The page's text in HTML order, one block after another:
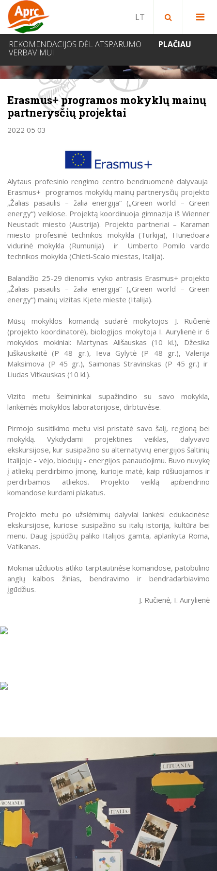
REKOMENDACIJOS DĖL ATSPARUMO
VERBAVIMUI
PLAČIAU
Paieška bibliotekoje
NAUJIENOS
Erasmus+ programos mokyklų mainų
partnerysčių projektai
2022 05 03
Alytaus profesinio rengimo centro bendruomenė dalyvauja
Erasmus+ programos mokyklų mainų partnerysčių projekto
„Žalias pasaulis – žalia energija“ („Green world – Green
energy“) veiklose. Projektą koordinuoja gimnazija iš Wienner
Neustadt miesto (Austrija). Projekto partneriai – Karaman
miesto profesinė technikos mokykla (Turkija), Hunedoara
vidurinė mokykla (Rumunija) ir Umberto Pomilo vardo
technikos mokykla (Chieti-Scalo miestas, Italija).
Balandžio 25-29 dienomis vyko antrasis Erasmus+ projekto
„Žalias pasaulis – žalia energija“ („Green world – Green
energy“) mainų vizitas Kjete mieste (Italija).
Mūsų mokyklos komandą sudarė mokytojos J. Ručienė
(projekto koordinatorė), biologijos mokytoja I. Aurylienė ir 6
mokyklos mokiniai: Martynas Ališauskas (10 kl.), Džesika
Juškauskaitė (P 48 gr.), Ieva Gylytė (P 48 gr.), Valerija
Maksimova (P 45 gr.), Saimonas Stravinskas (P 45 gr.) ir
Liudas Vitkauskas (10 kl.).
Vizito metu šeimininkai supažindino su savo mokykla,
lankėmės mokyklos laboratorijose, dirbtuvėse.
Pirmojo susitikimo metu visi pristatė savo šalį, regioną bei
mokyklą. Vykdydami projektines veiklas, dalyvavo
ekskursijose, kur susipažino su alternatyvių energijos šaltinių
Italijoje - vėjo, biodujų - energijos panaudojimu. Buvo nuvykę
į atliekų perdirbimo įmonę, kurioje matė, kaip rūšiuojamos ir
perdirbamos atliekos. Projekto veiklą apibendrino
komandose kurdami plakatus.
Projekto metu po užsiėmimų dalyviai lankėsi edukacinėse
ekskursijose, kuriose susipažino su italų istorija, kultūra bei
menu. Daug įspūdžių paliko Italijos gamta, aplankyta Roma,
Vatikanas.
Mokiniai užduotis atliko tarptautinėse komandose, patobulino
anglų kalbos žinias, bendravimo ir bendradarbiavimo
įgūdžius.
J. Ručienė, I. Aurylienė